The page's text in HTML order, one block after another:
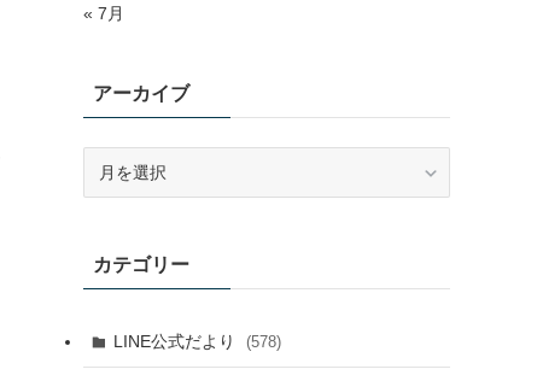
« 7月
アーカイブ
ブカテゴリー
LINE公式だより (578)